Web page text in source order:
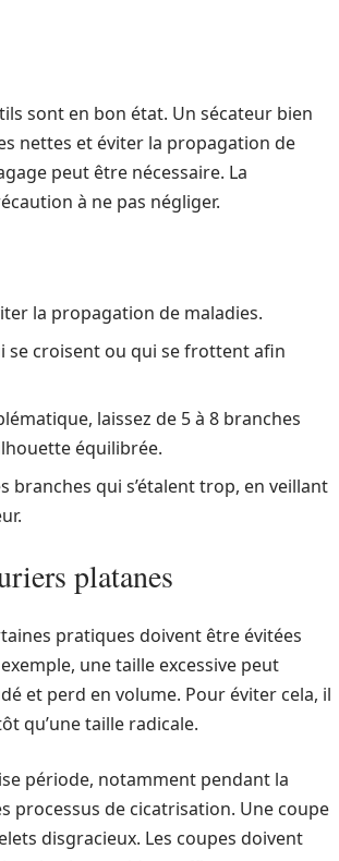
sont en bon état. Un sécateur bien
nettes et éviter la propagation de
peut être nécessaire. La
à ne pas négliger.
la propagation de maladies.
se croisent ou qui se frottent afin
laissez de 5 à 8 branches
équilibrée.
branches qui s’étalent trop, en veillant
platanes
pratiques doivent être évitées
une taille excessive peut
et perd en volume. Pour éviter cela, il
qu’une taille radicale.
période, notamment pendant la
processus de cicatrisation. Une coupe
disgracieux. Les coupes doivent